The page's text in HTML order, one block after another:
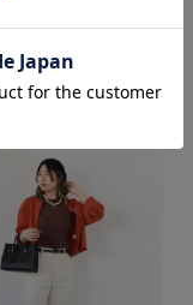
158cm